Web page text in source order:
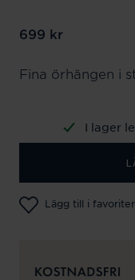
Pris:699 kr
699 kr
Fina örhängen i
I lager
Lägg till i favoriter